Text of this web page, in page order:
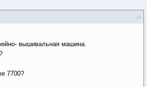
вышивальная машина.
7700?